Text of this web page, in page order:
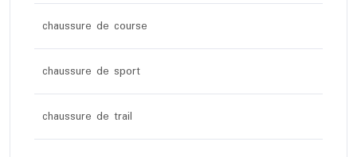
chaussure de course
chaussure de sport
chaussure de trail